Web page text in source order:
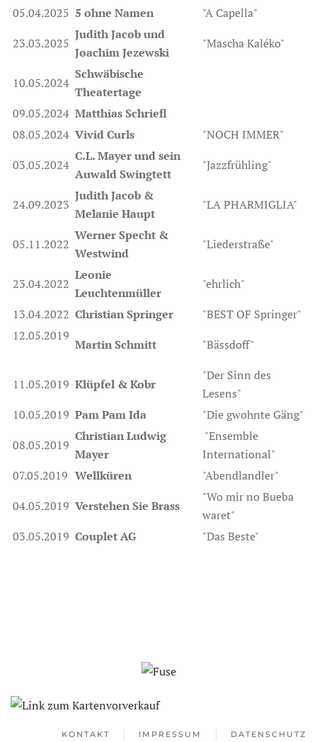
05.04.2025 5 ohne Namen
"A Capella"
23.03.2025
Judith Jacob und
Joachim Jezewski
"Mascha Kaléko"
10.05.2024
Schwäbische
Theatertage
09.05.2024 Matthias Schriefl
08.05.2024 Vivid Curls
"NOCH IMMER"
03.05.2024
C.L. Mayer und sein
Auwald Swingtett
"Jazzfrühling"
24.09.2023
Judith Jacob &
Melanie Haupt
"LA PHARMIGLIA"
05.11.2022
Werner Specht &
Westwind
"Liederstraße"
23.04.2022
Leonie
Leuchtenmüller
"ehrlich"
13.04.2022 Christian Springer
"BEST OF Springer"
12.05.2019
Martin Schmitt "Bässdoff"
11.05.2019 Klüpfel & Kobr
"Der Sinn des
Lesens"
10.05.2019 Pam Pam Ida
"Die gwohnte Gäng"
08.05.2019
Christian Ludwig
Mayer
"Ensemble
International"
07.05.2019 Wellküren
"Abendlandler"
04.05.2019 Verstehen Sie Brass
"Wo mir no Bueba
waret"
03.05.2019 Couplet AG "Das Beste"
KONTAKT IMPRESSUM DATENSCHUTZ